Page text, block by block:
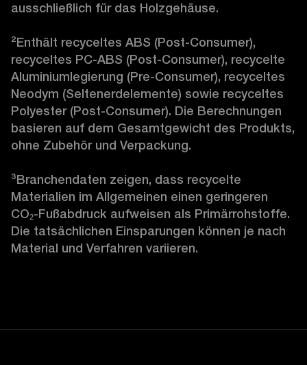
ausschließlich für das Holzgehäuse.
²Enthält recyceltes ABS (Post-Consumer),
recyceltes PC-ABS (Post-Consumer), recycelte
Aluminiumlegierung (Pre-Consumer), recyceltes
Neodym (Seltenerdelemente) sowie recyceltes
Polyester (Post-Consumer). Die Berechnungen
basieren auf dem Gesamtgewicht des Produkts,
ohne Zubehör und Verpackung.
³Branchendaten zeigen, dass recycelte
Materialien im Allgemeinen einen geringeren
CO₂-Fußabdruck aufweisen als Primärrohstoffe.
Die tatsächlichen Einsparungen können je nach
Material und Verfahren variieren.